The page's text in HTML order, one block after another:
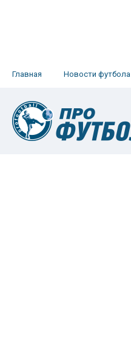
Главная Новости футбола